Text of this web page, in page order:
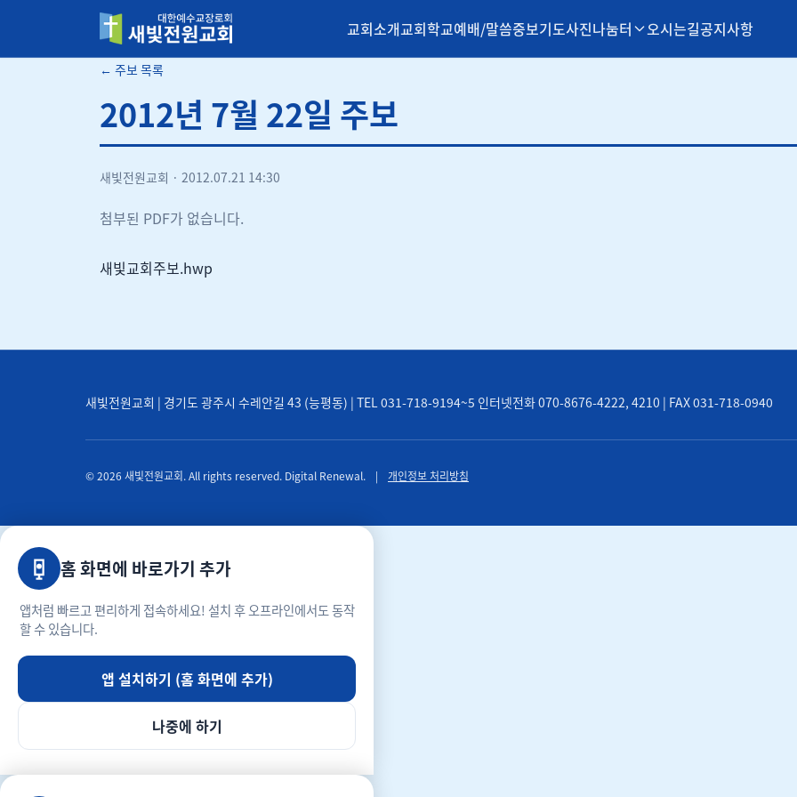
새빛전원교회 교회소개교회학교예배/말씀중보기도사진나눔터 오시는길공지사항
← 주보 목록
2012년 7월 22일 주보
새빛전원교회 · 2012.07.21 14:30
첨부된 PDF가 없습니다.
새빛교회주보.hwp
새빛전원교회 | 경기도 광주시 수레안길 43 (능평동) | TEL 031-718-9194~5 인터넷전화 070-8676-4222, 4210 | FAX 031-718-0940
© 2026 새빛전원교회. All rights reserved. Digital Renewal. | 개인정보 처리방침
홈 화면에 바로가기 추가
앱처럼 빠르고 편리하게 접속하세요! 설치 후 오프라인에서도 동작
할 수 있습니다.
앱 설치하기 (홈 화면에 추가)
나중에 하기